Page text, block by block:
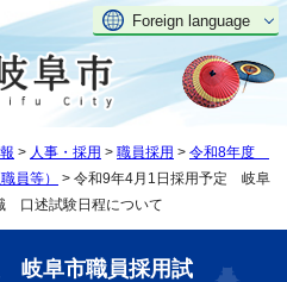
Foreign language
> 人事・採用 > 職員採用 > 令和8年度
員等）
> 令和9年4月1日採用予定 岐阜
口述試験日程について
岐阜市職員採用試